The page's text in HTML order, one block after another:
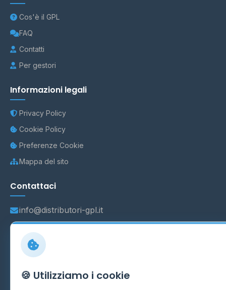
Cos'è il GPL
FAQ
Contatti
Per gestori
Informazioni legali
Privacy Policy
Cookie Policy
Preferenze Cookie
Mappa del sito
Contattaci
info@distributori-gpl.it
Carpi P.IVA 03859300364
🍪 Utilizziamo i cookie